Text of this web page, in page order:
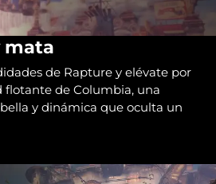
mata
de Rapture y elévate por
flotante de Columbia, una
y dinámica que oculta un